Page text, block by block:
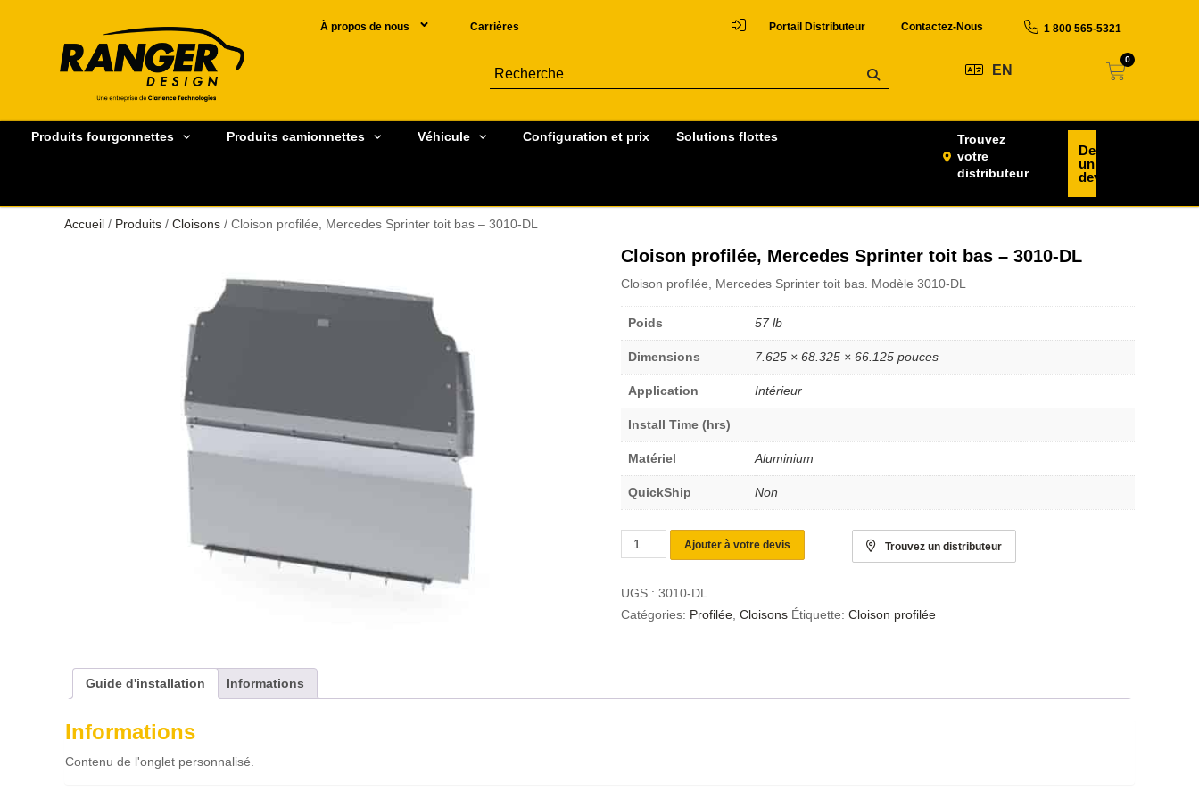
À propos de nous Carrières Portail Distributeur Contactez-Nous 1 800 565-5321
EN
0
Produits fourgonnettes Produits camionnettes Véhicule Configuration et prix Solutions flottes
Trouvez
votre
distributeur
Demander
un
devis
Accueil / Produits / Cloisons / Cloison profilée, Mercedes Sprinter toit bas – 3010-DL
Cloison profilée, Mercedes Sprinter toit bas – 3010-DL
Cloison profilée, Mercedes Sprinter toit bas. Modèle 3010-DL
Poids 57 lb
Dimensions 7.625 × 68.325 × 66.125 pouces
Application Intérieur
Install Time (hrs)
Matériel Aluminium
QuickShip Non
Ajouter à votre devis Trouvez un distributeur
UGS : 3010-DL
Catégories: Profilée Cloisons Étiquette: Cloison profilée
Guide d'installation Informations
Informations
Contenu de l'onglet personnalisé.